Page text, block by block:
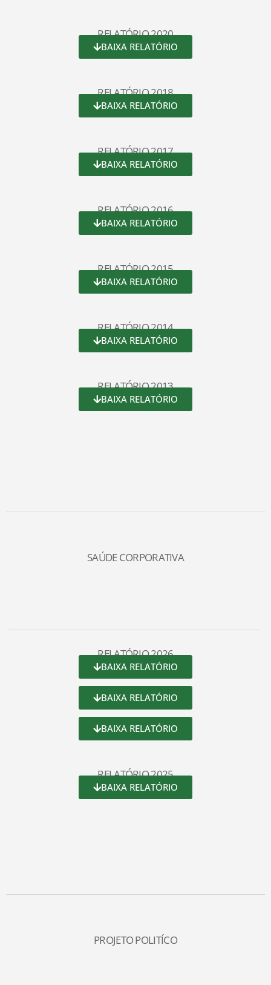
RELATÓRIO 2020
BAIXA RELATÓRIO
RELATÓRIO 2018
BAIXA RELATÓRIO
RELATÓRIO 2017
BAIXA RELATÓRIO
RELATÓRIO 2016
BAIXA RELATÓRIO
RELATÓRIO 2015
BAIXA RELATÓRIO
RELATÓRIO 2014
BAIXA RELATÓRIO
RELATÓRIO 2013
BAIXA RELATÓRIO
SAÚDE CORPORATIVA
RELATÓRIO 2026
BAIXA RELATÓRIO
BAIXA RELATÓRIO
BAIXA RELATÓRIO
RELATÓRIO 2025
BAIXA RELATÓRIO
PROJETO POLITÍCO